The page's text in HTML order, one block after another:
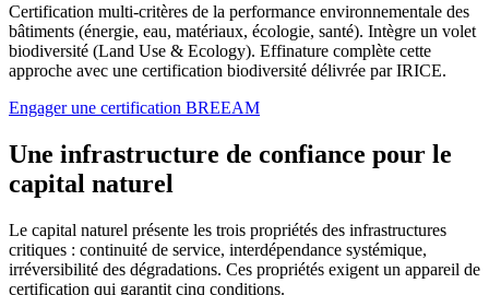
Certification multi-critères de la performance environnementale des
bâtiments (énergie, eau, matériaux, écologie, santé). Intègre un volet
biodiversité (Land Use & Ecology). Effinature complète cette
approche avec une certification biodiversité délivrée par IRICE.
Engager une certification BREEAM
Une infrastructure de confiance pour le
capital naturel
Le capital naturel présente les trois propriétés des infrastructures
critiques : continuité de service, interdépendance systémique,
irréversibilité des dégradations. Ces propriétés exigent un appareil de
certification qui garantit cinq conditions.